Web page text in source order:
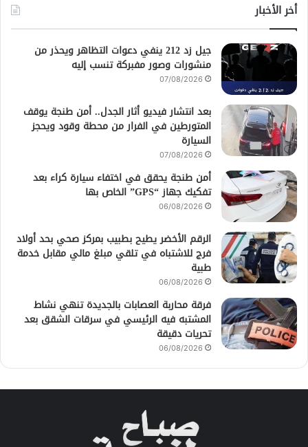
أخر الأخبار
جيل زد 212 ينفي دعوات التظاهر ويحذر من
منشورات وصور مفبركة تنسب إليه
07/08/2026
بعد انتشار فيديو أثار الجدل.. أمن طنجة يوقف
المتورطين في الفرار من محطة وقود ويحجز
السيارة
07/08/2026
أمن طنجة يحقق في اختفاء سيارة كراء بعد
تفكيك جهاز “GPS” الخاص بها
06/08/2026
الرقم الأخضر يطيح بطبيب بمركز صحي بحد أولاد
فرج للاشتباه في تلقي مبلغ مالي مقابل خدمة
طبية
06/08/2026
فرقة محاربة العصابات بالجديدة تنهي نشاط
المشتبه فيه الرئيسي في سرقات الشقق بعد
تحريات دقيقة
06/08/2026